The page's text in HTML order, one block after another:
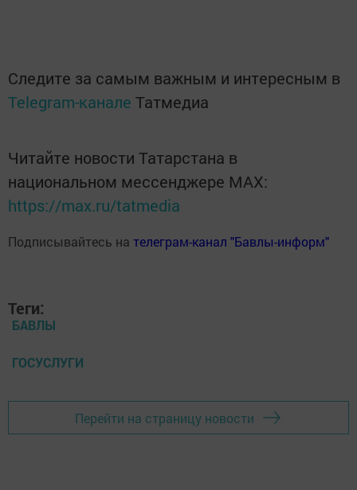
Следите за самым важным и интересным в
Telegram-канале Татмедиа
Читайте новости Татарстана в
национальном мессенджере MАХ:
https://max.ru/tatmedia
Подписывайтесь на телеграм-канал "Бавлы-информ"
Теги:
БАВЛЫ
ГОСУСЛУГИ
Перейти на страницу новости